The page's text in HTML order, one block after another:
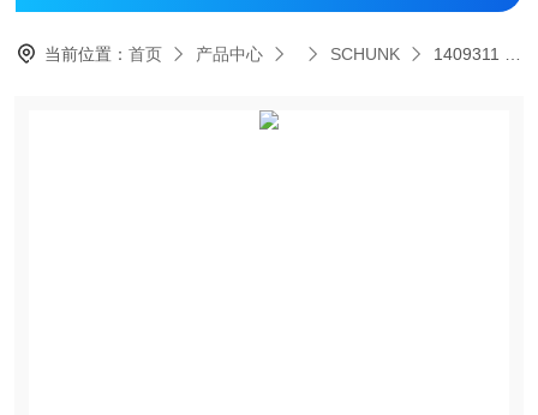
当前位置：首页 产品中心 SCHUNK 1409311 KSP3-LH 160SCHUNK雄克气动二爪虎钳